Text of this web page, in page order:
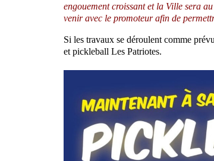
engouement croissant et la Ville sera
venir avec le promoteur afin de
Si les travaux se déroulent comme
et pickleball Les Patriotes.